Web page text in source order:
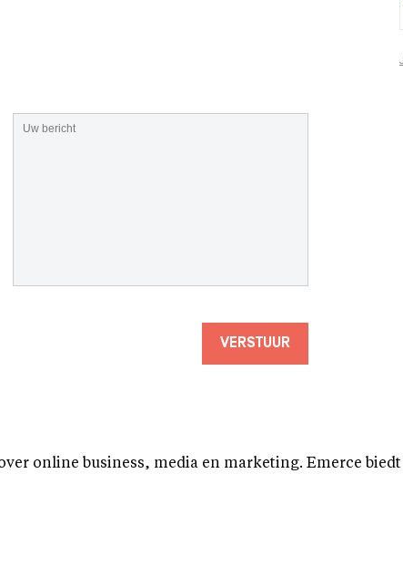
VERSTUUR
online business, media en marketing. Emerce